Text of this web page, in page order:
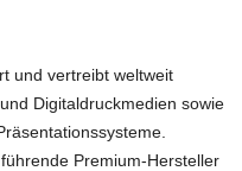
und vertreibt weltweit
Digitaldruckmedien sowie
Premium-Hersteller